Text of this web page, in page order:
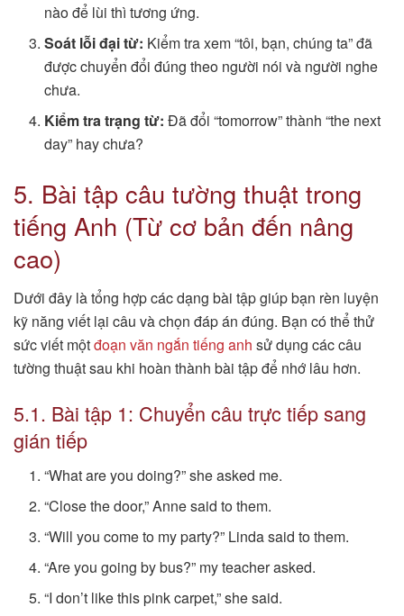
nào để lùi thì tương ứng.
Soát lỗi đại từ: Kiểm tra xem “tôi, bạn, chúng ta” đã
được chuyển đổi đúng theo người nói và người nghe
chưa.
Kiểm tra trạng từ: Đã đổi “tomorrow” thành “the next
day” hay chưa?
5. Bài tập câu tường thuật trong
tiếng Anh (Từ cơ bản đến nâng
cao)
Dưới đây là tổng hợp các dạng bài tập giúp bạn rèn luyện
kỹ năng viết lại câu và chọn đáp án đúng. Bạn có thể thử
sức viết mộtđoạn văn ngắn tiếng anh sử dụng các câu
tường thuật sau khi hoàn thành bài tập để nhớ lâu hơn.
5.1. Bài tập 1: Chuyển câu trực tiếp sang
gián tiếp
“What are you doing?” she asked me.
“Close the door,” Anne said to them.
“Will you come to my party?” Linda said to them.
“Are you going by bus?” my teacher asked.
“I don’t like this pink carpet,” she said.